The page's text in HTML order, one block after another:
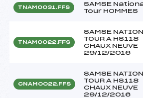
TNAM0031.FFS
SAMSE
Tour HOMMES
TNAM0022.FFS
SAMSE
TOUR A HS118
CHAUX NEUVE
29/12/2016
CNAM0022.FFS
SAMSE
TOUR A HS118
CHAUX NEUVE
29/12/2016